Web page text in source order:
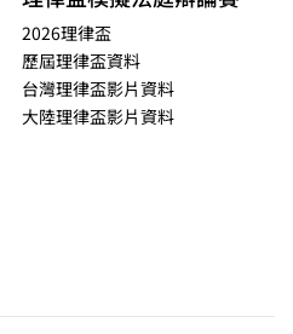
2026理律盃
歷屆理律盃資料
台灣理律盃影片資料
大陸理律盃影片資料